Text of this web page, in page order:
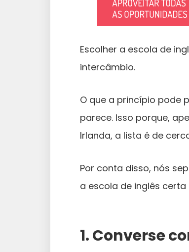
Escolher a escola de
intercâmbio.
O que a princípio pode
parece. Isso porque,
Irlanda, a lista é de
Por conta disso, nós
a escola de inglês certa
1. Converse